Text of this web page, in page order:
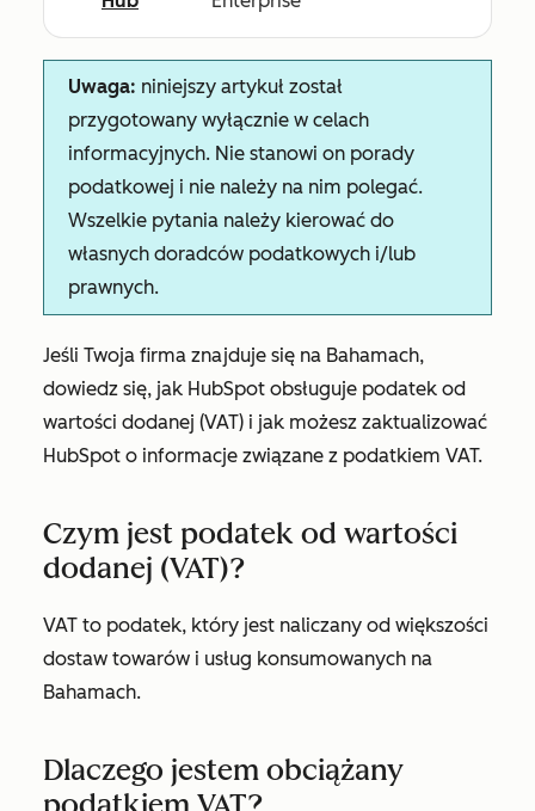
Uwaga: niniejszy artykuł został
przygotowany wyłącznie w celach
informacyjnych. Nie stanowi on porady
podatkowej i nie należy na nim polegać.
Wszelkie pytania należy kierować do
własnych doradców podatkowych i/lub
prawnych.
Jeśli Twoja firma znajduje się na Bahamach,
dowiedz się, jak HubSpot obsługuje podatek od
wartości dodanej (VAT) i jak możesz zaktualizować
HubSpot o informacje związane z podatkiem VAT.
Czym jest podatek od wartości
dodanej (VAT)?
VAT to podatek, który jest naliczany od większości
dostaw towarów i usług konsumowanych na
Bahamach.
Dlaczego jestem obciążany